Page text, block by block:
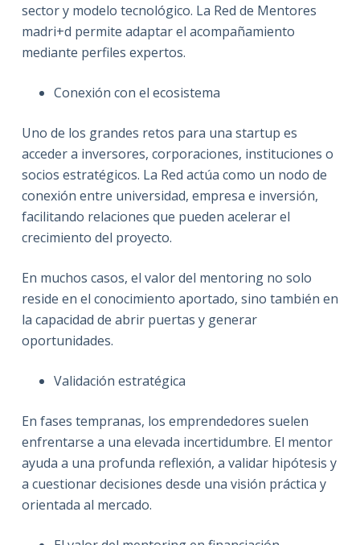
sector y modelo tecnológico. La Red de Mentores
madri+d permite adaptar el acompañamiento
mediante perfiles expertos.
Conexión con el ecosistema
Uno de los grandes retos para una startup es
acceder a inversores, corporaciones, instituciones o
socios estratégicos. La Red actúa como un nodo de
conexión entre universidad, empresa e inversión,
facilitando relaciones que pueden acelerar el
crecimiento del proyecto.
En muchos casos, el valor del mentoring no solo
reside en el conocimiento aportado, sino también en
la capacidad de abrir puertas y generar
oportunidades.
Validación estratégica
En fases tempranas, los emprendedores suelen
enfrentarse a una elevada incertidumbre. El mentor
ayuda a una profunda reflexión, a validar hipótesis y
a cuestionar decisiones desde una visión práctica y
orientada al mercado.